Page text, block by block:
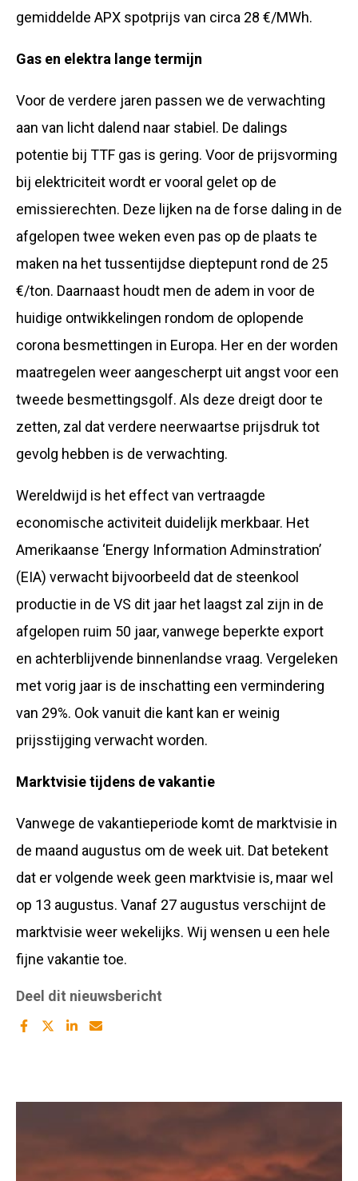
gemiddelde APX spotprijs van circa 28 €/MWh.
Gas en elektra lange termijn
Voor de verdere jaren passen we de verwachting
aan van licht dalend naar stabiel. De dalings
potentie bij TTF gas is gering. Voor de prijsvorming
bij elektriciteit wordt er vooral gelet op de
emissierechten. Deze lijken na de forse daling in de
afgelopen twee weken even pas op de plaats te
maken na het tussentijdse dieptepunt rond de 25
€/ton. Daarnaast houdt men de adem in voor de
huidige ontwikkelingen rondom de oplopende
corona besmettingen in Europa. Her en der worden
maatregelen weer aangescherpt uit angst voor een
tweede besmettingsgolf. Als deze dreigt door te
zetten, zal dat verdere neerwaartse prijsdruk tot
gevolg hebben is de verwachting.
Wereldwijd is het effect van vertraagde
economische activiteit duidelijk merkbaar. Het
Amerikaanse ‘Energy Information Adminstration’
(EIA) verwacht bijvoorbeeld dat de steenkool
productie in de VS dit jaar het laagst zal zijn in de
afgelopen ruim 50 jaar, vanwege beperkte export
en achterblijvende binnenlandse vraag. Vergeleken
met vorig jaar is de inschatting een vermindering
van 29%. Ook vanuit die kant kan er weinig
prijsstijging verwacht worden.
Marktvisie tijdens de vakantie
Vanwege de vakantieperiode komt de marktvisie in
de maand augustus om de week uit. Dat betekent
dat er volgende week geen marktvisie is, maar wel
op 13 augustus. Vanaf 27 augustus verschijnt de
marktvisie weer wekelijks. Wij wensen u een hele
fijne vakantie toe.
Deel dit nieuwsbericht
Deel
Deel Deel